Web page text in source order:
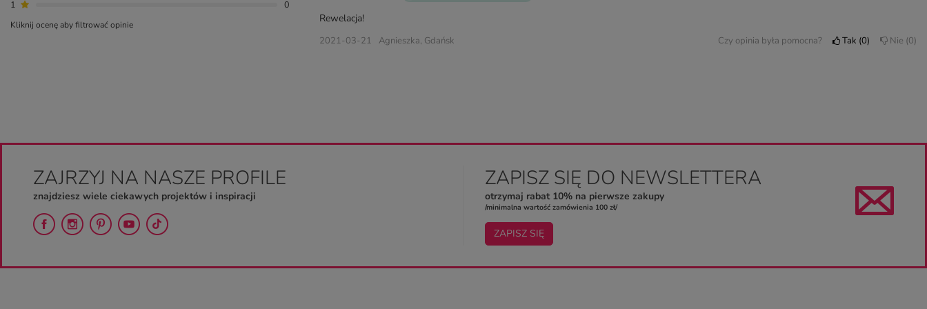
1
0
Kliknij ocenę aby filtrować opinie Rewelacja!
2021-03-21 Agnieszka, Gdańsk Czy opinia była pomocna? Tak 0 Nie 0
ZAJRZYJ NA NASZE PROFILE
znajdziesz wiele ciekawych projektów i inspiracji
ZAPISZ SIĘ DO NEWSLETTERA
otrzymaj rabat 10% na pierwsze zakupy
/minimalna wartość zamówienia 100 zł/
ZAPISZ SIĘ